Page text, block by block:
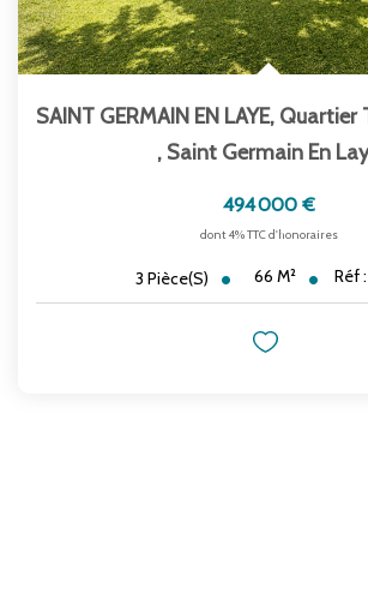
, Saint Germain En
494 000 €
dont 4% TTC d'honoraires
3 Pièce(s) 66 M² Réf :